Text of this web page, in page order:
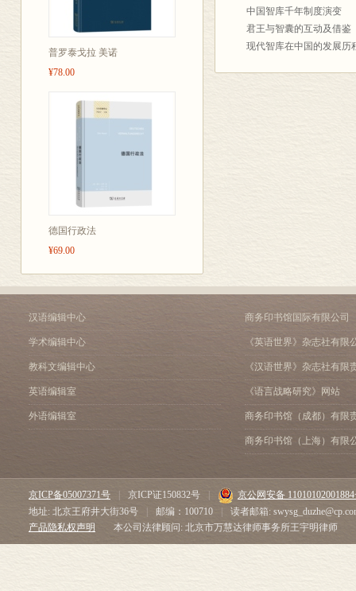
普罗泰戈拉 美诺
¥78.00
德国行政法
¥69.00
国家提供有效
中国智库千年制度演变
君王与智囊的互动及借鉴
现代智库在中国的发展历
打破美国智库的三大神话
看待美国智库：取其精华
第六章 行走全球的智库
复盘深度调研俄罗斯21个
中国智库“走出去”的意义
智库“走出去”,须走出舒适
【案例】围绕G20展开的
新型智库的国际传播模式
新时代的中国智库，志当
汉语编辑中心
学术编辑中心
教科文编辑中心
英语编辑室
外语编辑室
商务印书馆国际有限公司
《英语世界》杂志社有限
《汉语世界》杂志社有限
《语言战略研究》网站
商务印书馆（成都）有限
商务印书馆（上海）有限
京ICP备05007371号 京ICP证150832号
京公网安备
地址: 北京王府井大街36号
邮编：100710
读者邮箱:
产品隐私权声明
本公司法律顾问: 北京市万慧达律师事务所王宇明律师